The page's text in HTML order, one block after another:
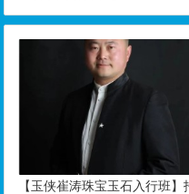
【玉侠崔涛珠宝玉石入行班】